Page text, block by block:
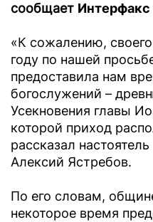
сообщает Интерфакс
«К сожалению,
году по нашей
предоставила нам
богослужений –
Усекновения главы
которой приход
рассказал
Алексий Ястребов.
По его словам,
некоторое время